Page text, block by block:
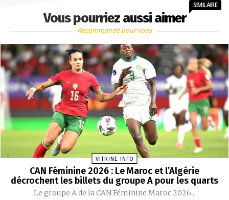
Vous pourriez aussi aimer
SIMILAIRE
Recommandé pour vous
VITRINE INFO
CAN Féminine 2026 : Le Maroc et l’Algérie
décrochent les billets du groupe A pour les quarts
Le groupe A de la CAN Féminine Maroc 2026...